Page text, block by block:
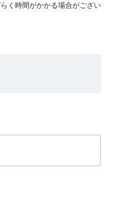
く時間がかかる場合がござい